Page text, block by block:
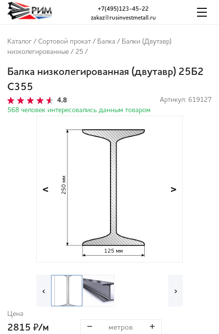
zakaz@rusinvestmetall.ru
+7(495)123-45-22
Каталог / Сортовой прокат / Балка / Балки (Двутавр)
низколегированные / 25 /
Балка низколегированная (двутавр) 25Б2
С355
4.8
Артикул: 619127
568 человек интересовались данным товаром
125 мм
250 мм
< >
‹ ›
Цена
2815 ₽/м